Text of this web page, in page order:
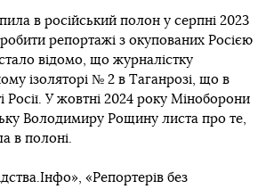
в російський полон у серпні 2023
репортажі з окупованих Росією
відомо, що журналістку
ізоляторі № 2 в Таганрозі, що в
Росії. У жовтні 2024 року Міноборони
Володимиру Рощину листа про те,
в полоні.
«Репортерів без